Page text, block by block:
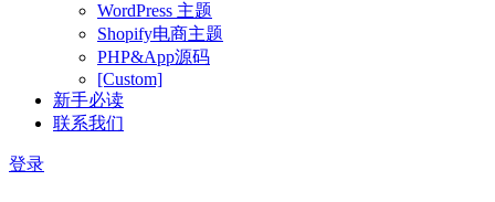
WordPress 主题
Shopify电商主题
PHP&App源码
[Custom]
新手必读
联系我们
登录